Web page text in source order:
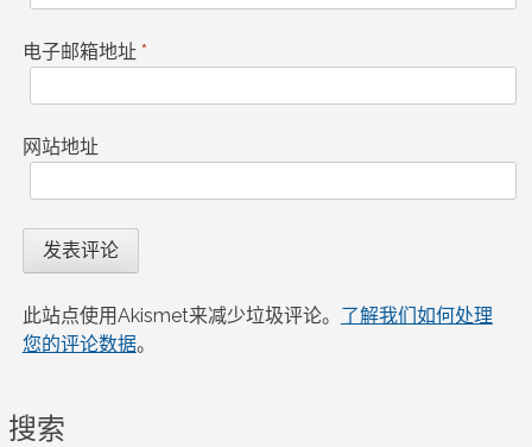
电子邮箱地址 *
网站地址
此站点使用Akismet来减少垃圾评论。 了解我们如何处理
您的评论数据。
搜索